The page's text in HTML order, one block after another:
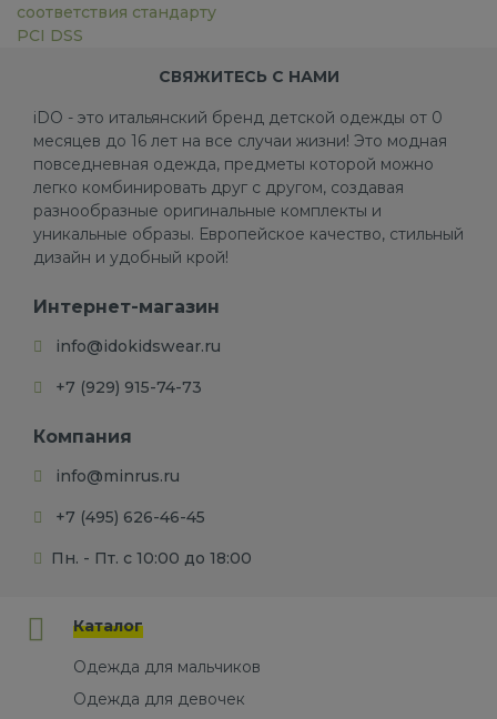
соответствия стандарту
PCI DSS
СВЯЖИТЕСЬ С НАМИ
iDO - это итальянский бренд детской одежды от 0
месяцев до 16 лет на все случаи жизни! Это модная
повседневная одежда, предметы которой можно
легко комбинировать друг с другом, создавая
разнообразные оригинальные комплекты и
уникальные образы. Европейское качество, стильный
дизайн и удобный крой!
Интернет-магазин
info@idokidswear.ru
+7 (929) 915-74-73
Компания
info@minrus.ru
+7 (495) 626-46-45
Пн. - Пт. с 10:00 до 18:00
Каталог
Одежда для мальчиков
Одежда для девочек